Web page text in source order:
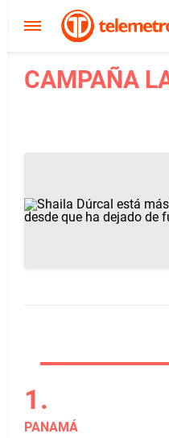
CAMPAÑA
PANAMÁ